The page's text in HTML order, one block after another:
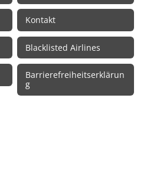
Kontakt
Blacklisted Airlines
Barrierefreiheitserklärun
g